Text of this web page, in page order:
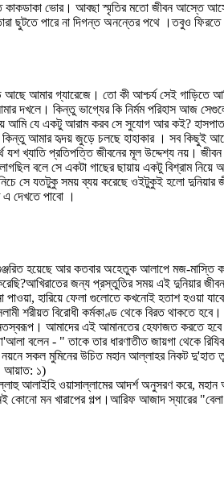
ভোর। আবছা স্মৃতির মতো জীবন আস্তে
ছুটতে পারে না দিগন্ত অনন্তের পথে ।তবুও
আছে আমার গ্যারেজে। তো কী আশ্চর্য সেই
আমার দখলে। কিন্তু ভাগ্যের কি নির্মম পরিহাস
আমি যে একটু আরাম করব সে সুযোগ আর কই?
কিন্তু আমার হৃদয় জুড়ে চলছে হাহাকার । সব
যশ খ্যাতি প্রতিপত্তি জীবনের মূল উদ্দেশ্য নয়।
বলে সে একটা গাছের ছায়ায় একটু বিশ্রাম
নিচে সে যতটুকু সময় ব্যয় করেছে ওইটুকুই হলো
দেখতে পাবো ।
হয়েছে আর কতবার অহেতুক আলাপে মজ-মাস্তি
জন্য প্রস্তুতির সময় এই দুনিয়ার জীবন।
পাওয়া, হারিয়ে ফেলা গুলোতে কখনোই হতাশ
শরীয়ত বিরোধী কর্মকাণ্ড থেকে বিরত থাকতে হবে।
আমাদের এই আমানতের হেফাজত করতে
বলেন - " তাকে তার ধারণাতীত জায়গা থেকে
সকল মুমিনের উচিত মহান আল্লাহর নিকট
আয়াত: ১)
আলাইহি ওয়াসাল্লামের আদর্শ অনুসরণ করে, মহান
মন খারাপের গল্প।আরিফ আজাদ স্যারের